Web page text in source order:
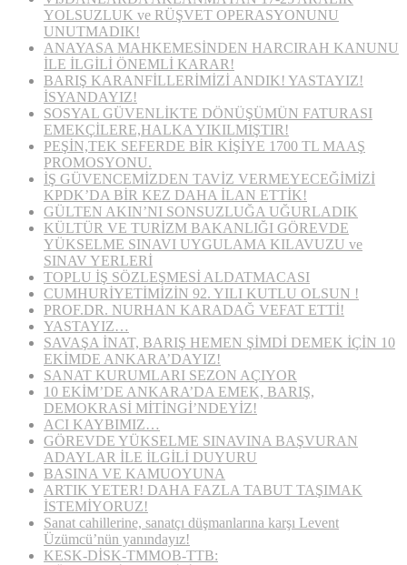
YOLSUZLUK ve RÜŞVET OPERASYONUNU
UNUTMADIK!
ANAYASA MAHKEMESİNDEN HARCIRAH KANUNU
İLE İLGİLİ ÖNEMLİ KARAR!
BARIŞ KARANFİLLERİMİZİ ANDIK! YASTAYIZ!
İSYANDAYIZ!
SOSYAL GÜVENLİKTE DÖNÜŞÜMÜN FATURASI
EMEKÇİLERE,HALKA YIKILMIŞTIR!
PEŞİN,TEK SEFERDE BİR KİŞİYE 1700 TL MAAŞ
PROMOSYONU.
İŞ GÜVENCEMİZDEN TAVİZ VERMEYECEĞİMİZİ
KPDK’DA BİR KEZ DAHA İLAN ETTİK!
GÜLTEN AKIN’NI SONSUZLUĞA UĞURLADIK
KÜLTÜR VE TURİZM BAKANLIĞI GÖREVDE
YÜKSELME SINAVI UYGULAMA KILAVUZU ve
SINAV YERLERİ
TOPLU İŞ SÖZLEŞMESİ ALDATMACASI
CUMHURİYETİMİZİN 92. YILI KUTLU OLSUN !
PROF.DR. NURHAN KARADAĞ VEFAT ETTİ!
YASTAYIZ…
SAVAŞA İNAT, BARIŞ HEMEN ŞİMDİ DEMEK İÇİN 10
EKİMDE ANKARA’DAYIZ!
SANAT KURUMLARI SEZON AÇIYOR
10 EKİM’DE ANKARA’DA EMEK, BARIŞ,
DEMOKRASİ MİTİNGİ’NDEYİZ!
ACI KAYBIMIZ…
GÖREVDE YÜKSELME SINAVINA BAŞVURAN
ADAYLAR İLE İLGİLİ DUYURU
BASINA VE KAMUOYUNA
ARTIK YETER! DAHA FAZLA TABUT TAŞIMAK
İSTEMİYORUZ!
Sanat cahillerine, sanatçı düşmanlarına karşı Levent
Üzümcü’nün yanındayız!
KESK-DİSK-TMMOB-TTB: